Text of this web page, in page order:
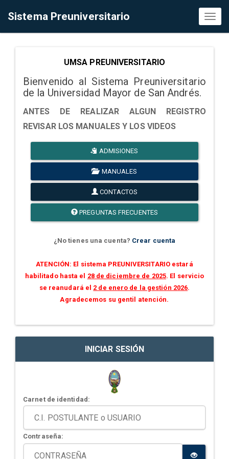
Sistema Preuniversitario
UMSA PREUNIVERSITARIO
Bienvenido al Sistema Preuniversitario
de la Universidad Mayor de San Andrés.
ANTES DE REALIZAR ALGUN REGISTRO
REVISAR LOS MANUALES Y LOS VIDEOS
ADMISIONES
MANUALES
CONTACTOS
PREGUNTAS FRECUENTES
¿No tienes una cuenta? Crear cuenta
ATENCIÓN: El sistema PREUNIVERSITARIO estará
habilitado hasta el 28 de diciembre de 2025. El servicio
se reanudará el 2 de enero de la gestión 2026.
Agradecemos su gentil atención.
INICIAR SESIÓN
Carnet de identidad:
Contraseña: